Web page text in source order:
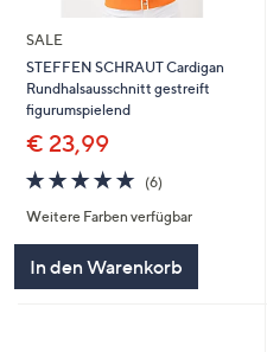
SALE
STEFFEN SCHRAUT Cardigan
Rundhalsausschnitt gestreift
figurumspielend
€ 23,99
4.7
von
5
(6)6
Weitere Farben verfügbar
In den Warenkorb